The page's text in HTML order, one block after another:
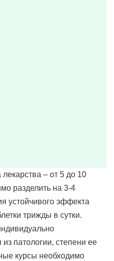
– от 5 до 10
разделить на 3-4
устойчивого эффекта
трижды в сутки.
патологии, степени ее
курсы необходимо